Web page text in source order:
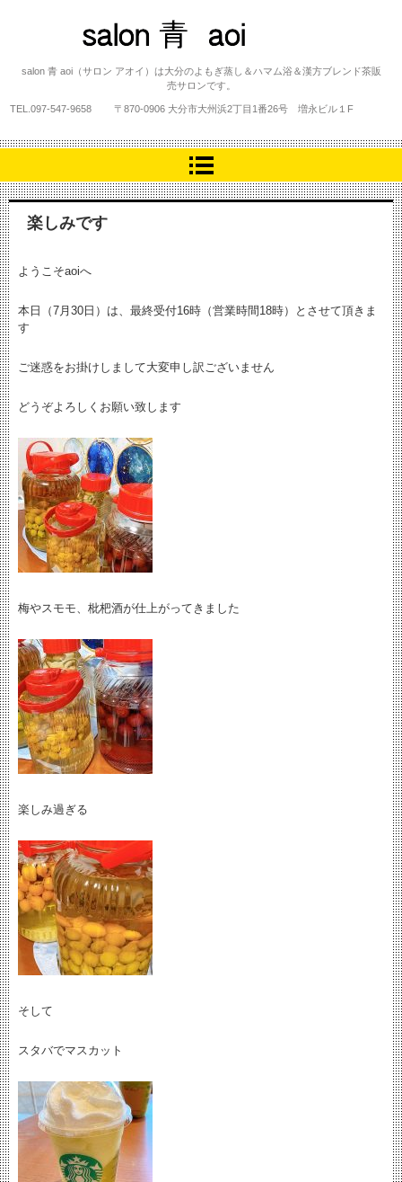
salon 青 aoi
salon 青 aoi（サロン アオイ）は大分のよもぎ蒸し＆ハマム浴＆漢方ブレンド茶販
売サロンです。
TEL. 097-547-9658 〒870-0906 大分市大州浜2丁目1番26号 増永ビル１F
楽しみです
ようこそaoiへ
本日（7月30日）は、最終受付16時（営業時間18時）とさせて頂きま
す
ご迷惑をお掛けしまして大変申し訳ございません
どうぞよろしくお願い致します
梅やスモモ、枇杷酒が仕上がってきました
楽しみ過ぎる
そして
スタバでマスカット